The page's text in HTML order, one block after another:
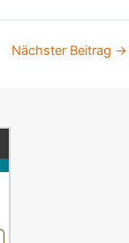
Nächster Beitrag →